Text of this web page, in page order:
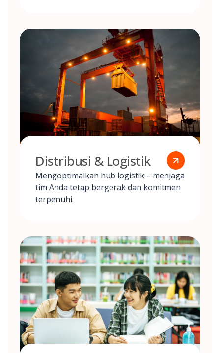
Distribusi & Logistik
Mengoptimalkan hub logistik – menjaga
tim Anda tetap bergerak dan komitmen
terpenuhi.